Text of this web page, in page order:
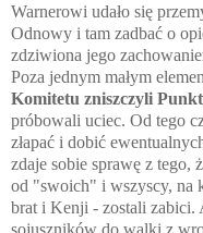
Warnerowi udało się
Odnowy i tam zadbać o
zdziwiona jego
Poza jednym małym
Komitetu zniszczyli
próbowali uciec. Od tego
złapać i dobić
zdaje sobie sprawę z tego,
od "swoich" i wszyscy, na
brat i Kenji - zostali zabici.
sojuszników do walki z